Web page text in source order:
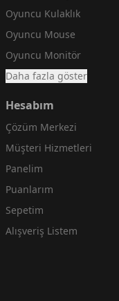
Oyuncu Kulaklık
Oyuncu Mouse
Oyuncu Monitör
Daha fazla göster
Hesabım
Çözüm Merkezi
Müşteri Hizmetleri
Panelim
Puanlarım
Sepetim
Alışveriş Listem